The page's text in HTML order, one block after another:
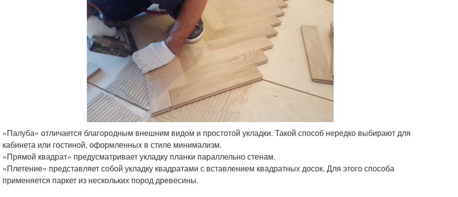
«Палуба» отличается благородным внешним видом и простотой укладки. Такой способ нередко выбирают для
кабинета или гостиной, оформленных в стиле минимализм.
«Прямой квадрат» предусматривает укладку планки параллельно стенам.
«Плетение» представляет собой укладку квадратами с вставлением квадратных досок. Для этого способа
применяется паркет из нескольких пород древесины.